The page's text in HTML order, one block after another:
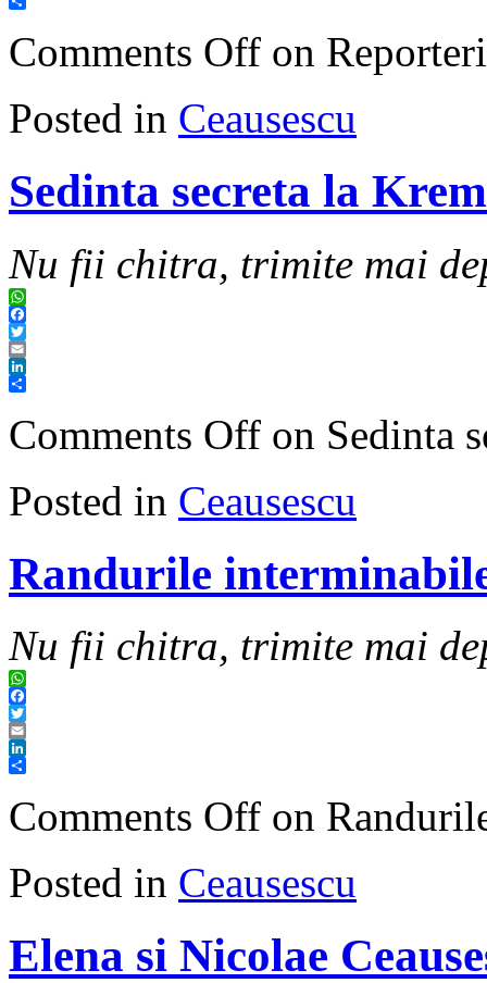
Comments Off on
Posted in Ceausescu
Sedinta secreta la
Nu fii chitra, trimite mai
WhatsApp
Facebook
Twitter
Email
LinkedIn
Comments Off on Sedinta
Posted in Ceausescu
Randurile
Nu fii chitra, trimite mai
WhatsApp
Facebook
Twitter
Email
LinkedIn
Comments Off on
Posted in Ceausescu
Elena si Nicolae